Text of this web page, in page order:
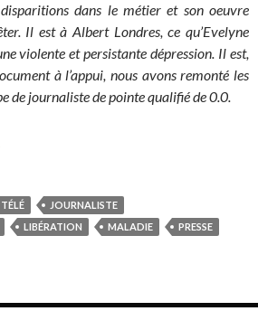
dans le métier et son oeuvre
Il est à Albert Londres, ce qu’Evelyne
violente et persistante dépression. Il est,
à l’appui, nous avons remonté les
de journaliste de pointe qualifié de 0.0.
JOURNALISTE
LIBÉRATION MALADIE
PRESSE